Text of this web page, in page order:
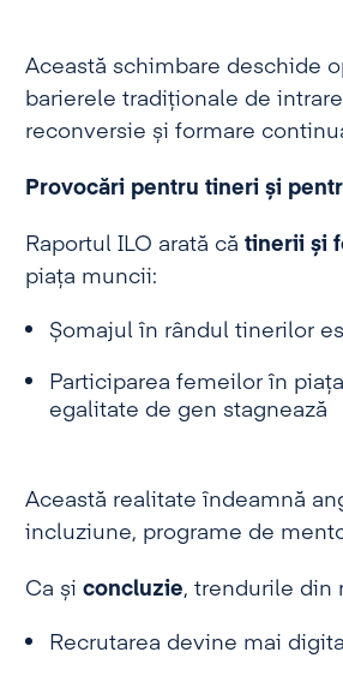
Această schimbare deschide
barierele tradiționale de
reconversie și formare
Provocări pentru tineri și
Raportul ILO arată că tinerii și
piața muncii:
Șomajul în rândul tinerilor
Participarea femeilor în
egalitate de gen stagnează
Această realitate îndeamnă
incluziune, programe de
Ca și concluzie, trendurile din
Recrutarea devine mai